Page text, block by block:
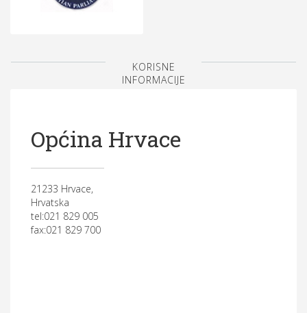
KORISNE
INFORMACIJE
Općina Hrvace
21233 Hrvace,
Hrvatska
tel:021 829 005
fax:021 829 700